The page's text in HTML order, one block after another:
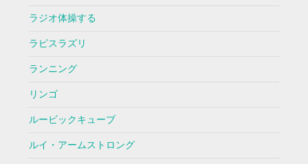
ラジオ体操する
ラピスラズリ
ランニング
リンゴ
ルービックキューブ
ルイ・アームストロング